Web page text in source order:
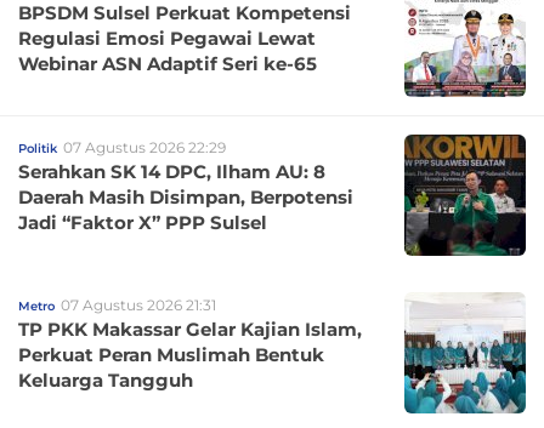
BPSDM Sulsel Perkuat Kompetensi
Regulasi Emosi Pegawai Lewat
Webinar ASN Adaptif Seri ke-65
Politik 07 Agustus 2026 22:29
Serahkan SK 14 DPC, Ilham AU: 8
Daerah Masih Disimpan, Berpotensi
Jadi “Faktor X” PPP Sulsel
Metro 07 Agustus 2026 21:31
TP PKK Makassar Gelar Kajian Islam,
Perkuat Peran Muslimah Bentuk
Keluarga Tangguh